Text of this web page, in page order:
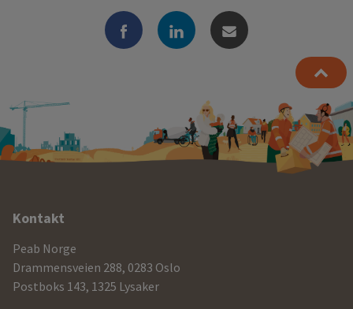
Ytterligere
informasjon
og
kontaktdetaljer
Kontakt
Peab Norge
Drammensveien 288, 0283 Oslo
Postboks 143, 1325 Lysaker